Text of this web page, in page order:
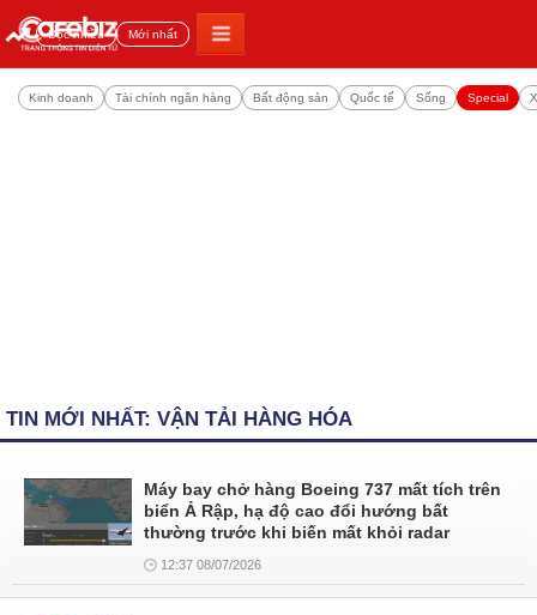
Đọc nhiều Mới nhất
Kinh doanh Tài chính ngân hàng Bất động sản Quốc tế Sống Special
TIN MỚI NHẤT: VẬN TẢI HÀNG HÓA
Máy bay chở hàng Boeing 737 mất tích trên
biển Ả Rập, hạ độ cao đổi hướng bất
thường trước khi biến mất khỏi radar
12:37 08/07/2026